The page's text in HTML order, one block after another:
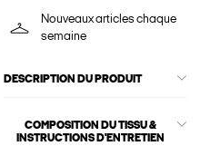
Nouveaux articles chaque
semaine
DESCRIPTION DU PRODUIT
COMPOSITION DU TISSU &
INSTRUCTIONS D'ENTRETIEN